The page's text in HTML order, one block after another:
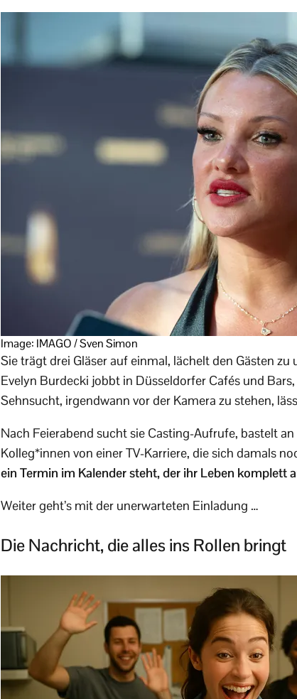
Image: IMAGO / Sven Simon
Sie trägt drei Gläser auf einmal, lächelt den Gästen
Evelyn Burdecki jobbt in Düsseldorfer Cafés und
Sehnsucht, irgend­wann vor der Kamera zu stehen,
Nach Feier­abend sucht sie Casting-Aufrufe, bastelt
Kolleg*innen von einer TV-Karriere, die sich damals
ein Termin im Kalender steht, der ihr Leben komplett
Weiter geht’s mit der unerwarteten Einladung …
Die Nachricht, die alles ins Rollen bringt